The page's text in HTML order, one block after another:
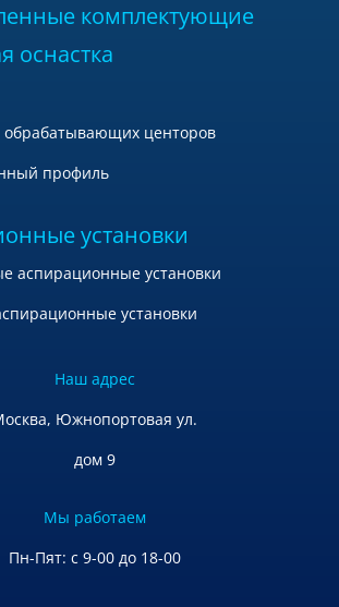
комплектующие
оснастка
обрабатывающих центоров
профиль
установки
аспирационные установки
установки
Наш адрес
Южнопортовая ул.
дом 9
Мы работаем
Пн-Пят: с 9-00 до 18-00